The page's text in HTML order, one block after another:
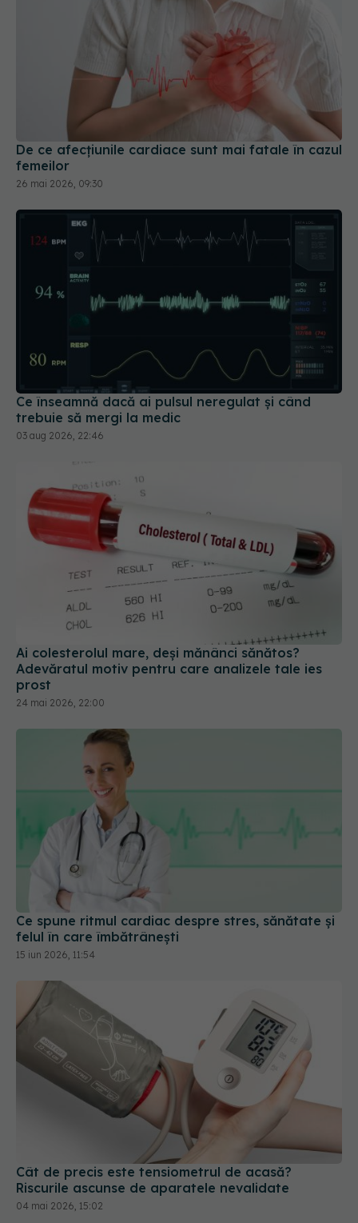
De ce afecțiunile cardiace sunt mai fatale în cazul
femeilor
26 mai 2026, 09:30
Ce înseamnă dacă ai pulsul neregulat și când
trebuie să mergi la medic
03 aug 2026, 22:46
Ai colesterolul mare, deși mănânci sănătos?
Adevăratul motiv pentru care analizele tale ies
prost
24 mai 2026, 22:00
Ce spune ritmul cardiac despre stres, sănătate și
felul în care îmbătrânești
15 iun 2026, 11:54
Cât de precis este tensiometrul de acasă?
Riscurile ascunse de aparatele nevalidate
04 mai 2026, 15:02